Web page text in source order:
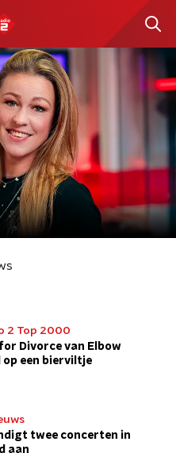
2 Top 2000
Divorce van Elbow
een bierviltje
twee concerten in
aan